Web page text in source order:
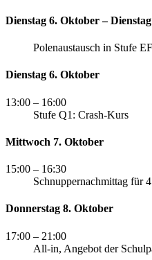
Dienstag 6. Oktober –
Polenaustausch in Stufe EF
Dienstag 6. Oktober
13:00 – 16:00
Stufe Q1: Crash-Kurs
Mittwoch 7. Oktober
15:00 – 16:30
Schnuppernachmittag für
Donnerstag 8. Oktober
17:00 – 21:00
All-in, Angebot der